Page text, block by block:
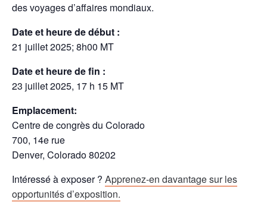
des voyages d’affaires mondiaux.
Date et heure de début :
21 juillet 2025; 8h00 MT
Date et heure de fin :
23 juillet 2025, 17 h 15 MT
Emplacement:
Centre de congrès du Colorado
700, 14e rue
Denver, Colorado 80202
Intéressé à exposer ? Apprenez-en davantage sur les
opportunités d’exposition.